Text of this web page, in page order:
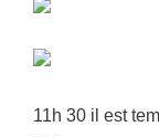
11h 30 il est